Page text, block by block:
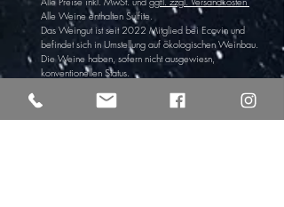
Alle Weine enthalten Sulfite
Das Weingut istseit 2022 Mitglied bei Ecovin und
befindet sich in Umstellung auf ökologischen Weinbau.
Die Weine haben, sofern nicht ausgewiesn,
konventionellen Status.
Vertrag widerrufen